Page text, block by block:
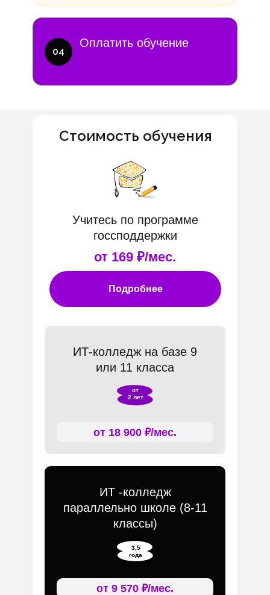
Оплатить обучение
04
ИТ-колледж на базе 9
или 11 класса
Стоимость обучения
от
2 лет
ИТ -колледж
параллельно школе (8-11
классы)
от 9 570 ₽/мес.
3,5
года
от 18 900 ₽/мес.
Подробнее
Учитесь по программе
госсподдержки
от 169 ₽/мес.